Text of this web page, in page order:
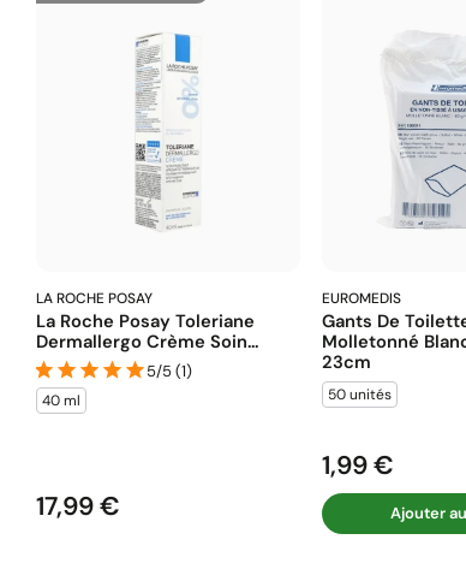
LA ROCHE POSAY
La Roche Posay Toleriane
Dermallergo Crème Soin...
5/5 (1)
40 ml
Prix
17,99 €
EUROMEDIS
Gants De
Molletonné
23cm
50 unités
Prix
1,99 €
Ajouter